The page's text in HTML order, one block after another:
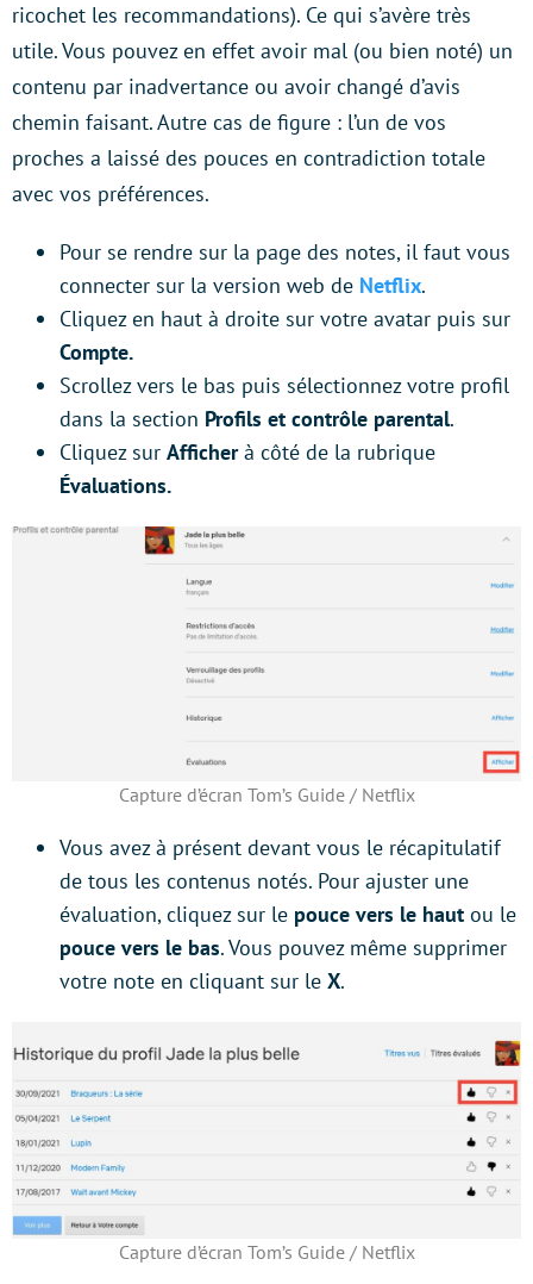
ricochet les recommandations). Ce qui s’avère très
utile. Vous pouvez en effet avoir mal (ou bien noté) un
contenu par inadvertance ou avoir changé d’avis
chemin faisant. Autre cas de figure : l’un de vos
proches a laissé des pouces en contradiction totale
avec vos préférences.
Pour se rendre sur la page des notes, il faut vous
connecter sur la version web de Netflix.
Cliquez en haut à droite sur votre avatar puis sur
Compte.
Scrollez vers le bas puis sélectionnez votre profil
dans la section Profils et contrôle parental.
Cliquez sur Afficherà côté de la rubrique
Évaluations.
Capture d’écran Tom’s Guide / Netflix
Vous avez à présent devant vous le récapitulatif
de tous les contenus notés. Pour ajuster une
évaluation, cliquez sur le pouce vers le haut ou le
pouce vers le bas. Vous pouvez même supprimer
votre note en cliquant sur le X.
Capture d’écran Tom’s Guide / Netflix